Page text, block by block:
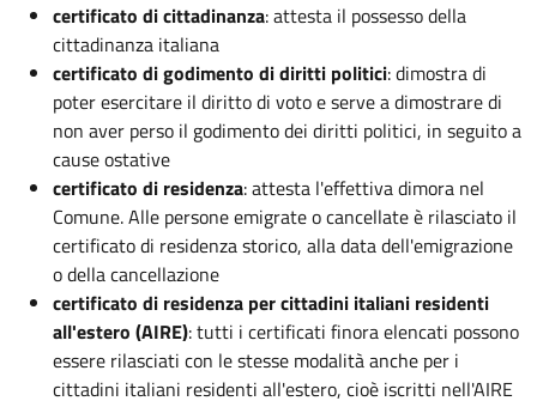
certificato di cittadinanza: attesta il possesso della
cittadinanza italiana
certificato di godimento di diritti politici: dimostra di
poter esercitare il diritto di voto e serve a dimostrare di
non aver perso il godimento dei diritti politici, in seguito a
cause ostative
certificato di residenza: attesta l'effettiva dimora nel
Comune. Alle persone emigrate o cancellate è rilasciato il
certificato di residenza storico, alla data dell'emigrazione
o della cancellazione
certificato di residenza per cittadini italiani residenti
all'estero (AIRE): tutti i certificati finora elencati possono
essere rilasciati con le stesse modalità anche per i
cittadini italiani residenti all'estero, cioè iscritti nell'AIRE